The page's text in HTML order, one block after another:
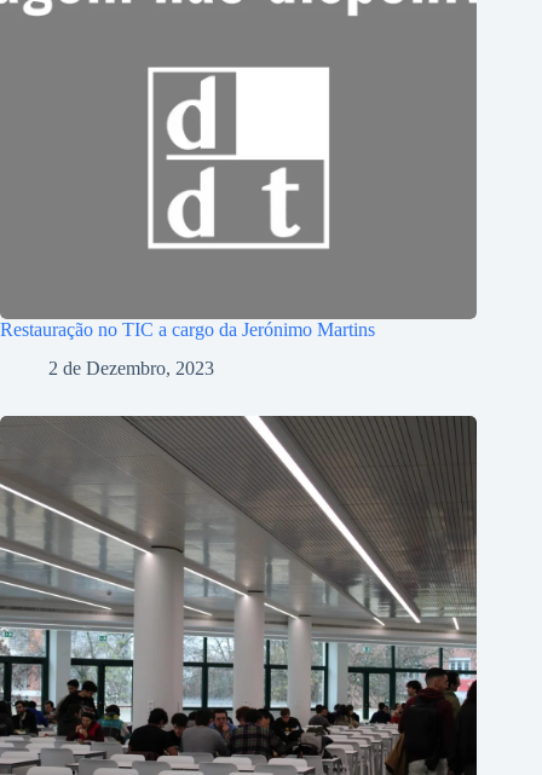
Restauração no TIC a cargo da Jerónimo Martins
2 de Dezembro, 2023